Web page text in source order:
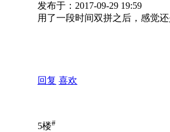
发布于：2017-09-29 19:59
用了一段时间双拼之后，感觉
回复 喜欢
5楼#